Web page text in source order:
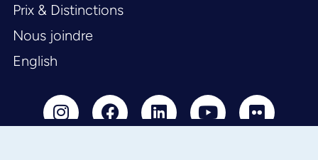
Prix & Distinctions
Nous joindre
English